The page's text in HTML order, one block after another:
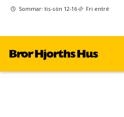
Sommar: tis-sön 12-16 Fri entré